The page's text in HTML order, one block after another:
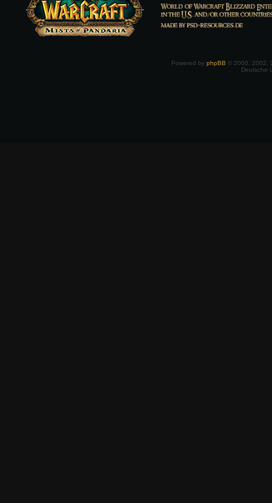
Powered by phpBB © 2000, 2002,
Deutsche